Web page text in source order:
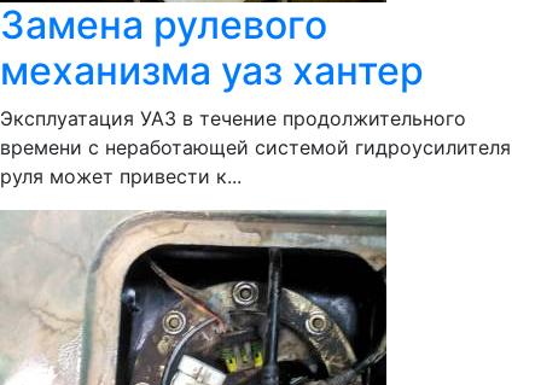
Замена рулевого
механизма уаз хантер
Эксплуатация УАЗ в течение продолжительного
времени с неработающей системой гидроусилителя
руля может привести к...